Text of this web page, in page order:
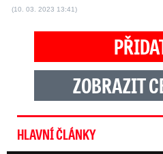
(10. 03. 2023 13:41)
ZOBRAZIT
HLAVNÍ ČLÁNKY